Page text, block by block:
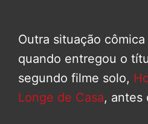
Outra situação
quando entregou o
segundo filme solo,
Longe de Casa, antes